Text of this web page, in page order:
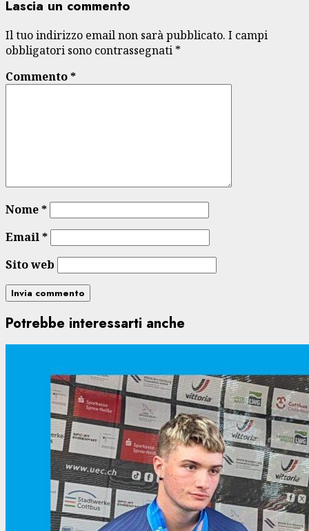
Lascia un commento
Il tuo indirizzo email non sarà pubblicato. I campi
obbligatori sono contrassegnati *
Commento*
Nome*
Email*
Sito web
Potrebbe interessarti anche